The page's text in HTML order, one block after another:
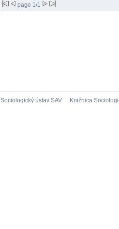
page 1/1
Sociologický ústav SAV Knižnica